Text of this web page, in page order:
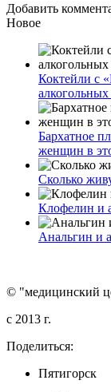
Добавить
Новое
Коктейли с
Бархатное
женщин в
Сколько
Клофелин и
Анальгин и
© "медицинский
c 2013 г.
Поделиться:
Пятигорск